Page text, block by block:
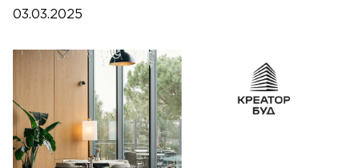
03.03.2025